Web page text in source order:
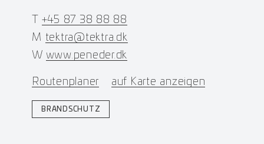
+45 87 38 88 88
M tektra@tektra.dk
W www.peneder.dk
Routenplaner auf Karte anzeigen
BRANDSCHUTZ